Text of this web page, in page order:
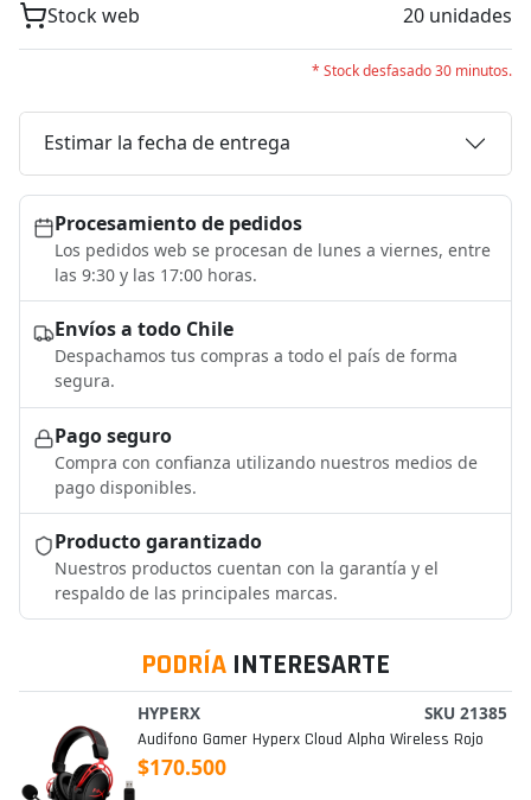
Stock web 20 unidades
* Stock desfasado 30 minutos.
Estimar la fecha de entrega
Procesamiento de pedidos
Los pedidos web se procesan de lunes a viernes, entre
las 9:30 y las 17:00 horas.
Envíos a todo Chile
Despachamos tus compras a todo el país de forma
segura.
Pago seguro
Compra con confianza utilizando nuestros medios de
pago disponibles.
Producto garantizado
Nuestros productos cuentan con la garantía y el
respaldo de las principales marcas.
PODRÍA INTERESARTE
HYPERX SKU 21385
Audifono Gamer Hyperx Cloud Alpha Wireless Rojo
$170.500